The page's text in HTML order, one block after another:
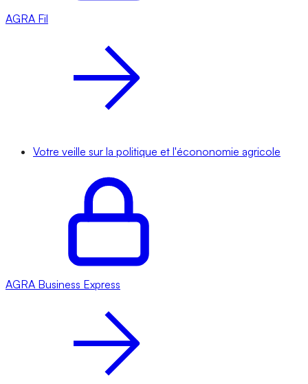
AGRA Fil
Votre veille sur la politique et l'écononomie agricole
AGRA Business Express